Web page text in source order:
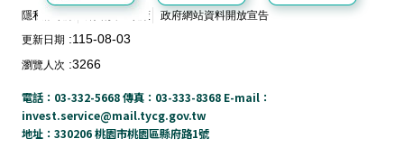
隱私權政策 網站安全政策
政府網站資料開放宣告
更新日期
115-08-03
瀏覽人次 3266
電話：03-332-5668 傳真：03-333-8368 E-mail：
invest.service@mail.tycg.gov.tw
地址：330206 桃園市桃園區縣府路1號